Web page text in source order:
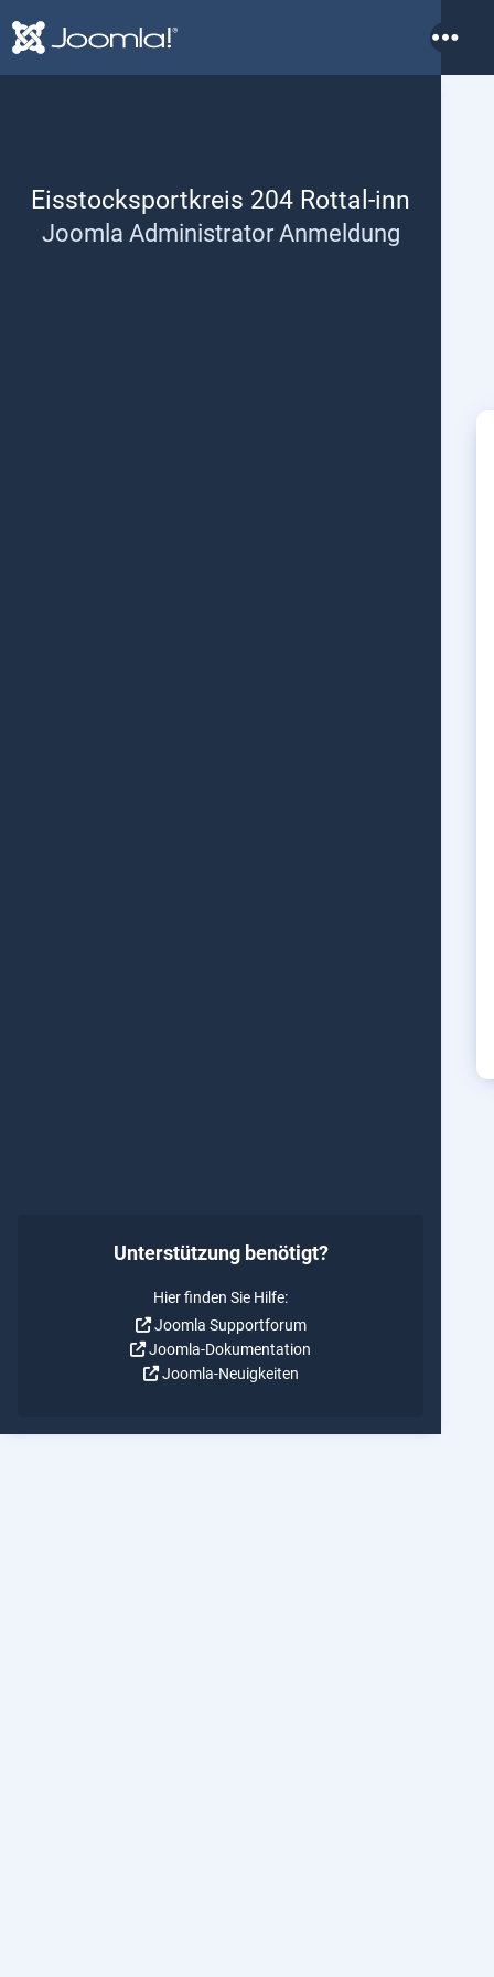
Eisstocksportkreis 204 Rottal-inn
Joomla Administrator Anmeldung
Unterstützung benötigt?
Hier finden Sie Hilfe:
Joomla Supportforum
Joomla-Dokumentation
Joomla-Neuigkeiten